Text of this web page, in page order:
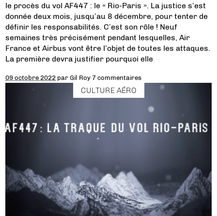
le procès du vol AF447 : le « Rio-Paris ». La justice s’est
donnée deux mois, jusqu’au 8 décembre, pour tenter de
définir les responsabilités. C’est son rôle ! Neuf
semaines très précisément pendant lesquelles, Air
France et Airbus vont être l’objet de toutes les attaques.
La première devra justifier pourquoi elle
09 octobre 2022 parGil Roy 7 commentaires
CULTURE AÉRO